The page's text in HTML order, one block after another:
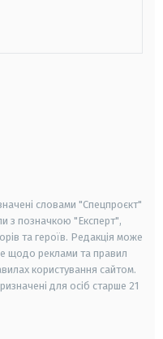
словами "Спецпроєкт"
з позначкою "Експерт",
та героїв. Редакція може
щодо реклами та правил
користування сайтом.
для осіб старше 21